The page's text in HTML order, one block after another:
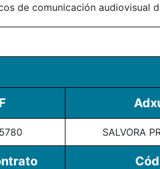
de comunicación audiovisual
SALVORA